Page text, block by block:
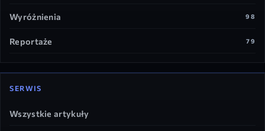
Wyróżnienia 98
Reportaże 79
SERWIS
Wszystkie artykuły